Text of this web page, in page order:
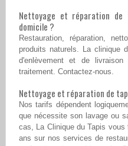
Nettoyage et réparation de
domicile ?
Restauration, réparation,
produits naturels. La clinique
d'enlèvement et de
traitement. Contactez-nous.
Nettoyage et réparation de
Nos tarifs dépendent
que nécessite son lavage ou
cas, La Clinique du Tapis
ans sur nos services de